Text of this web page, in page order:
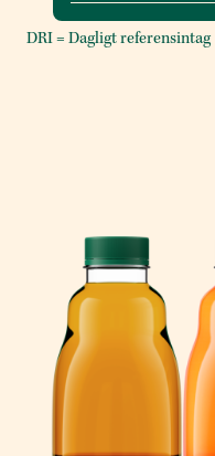
DRI = Dagligt referensintag